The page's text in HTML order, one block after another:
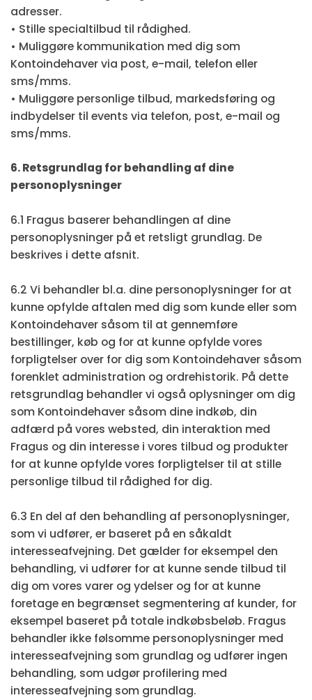
adresser.
• Stille specialtilbud til rådighed.
• Muliggøre kommunikation med dig som
Kontoindehaver via post, e-mail, telefon eller
sms/mms.
• Muliggøre personlige tilbud, markedsføring og
indbydelser til events via telefon, post, e-mail og
sms/mms.
6. Retsgrundlag for behandling af dine
personoplysninger
6.1 Fragus baserer behandlingen af dine
personoplysninger på et retsligt grundlag. De
beskrives i dette afsnit.
6.2 Vi behandler bl.a. dine personoplysninger for at
kunne opfylde aftalen med dig som kunde eller som
Kontoindehaver såsom til at gennemføre
bestillinger, køb og for at kunne opfylde vores
forpligtelser over for dig som Kontoindehaver såsom
forenklet administration og ordrehistorik. På dette
retsgrundlag behandler vi også oplysninger om dig
som Kontoindehaver såsom dine indkøb, din
adfærd på vores websted, din interaktion med
Fragus og din interesse i vores tilbud og produkter
for at kunne opfylde vores forpligtelser til at stille
personlige tilbud til rådighed for dig.
6.3 En del af den behandling af personoplysninger,
som vi udfører, er baseret på en såkaldt
interesseafvejning. Det gælder for eksempel den
behandling, vi udfører for at kunne sende tilbud til
dig om vores varer og ydelser og for at kunne
foretage en begrænset segmentering af kunder, for
eksempel baseret på totale indkøbsbeløb. Fragus
behandler ikke følsomme personoplysninger med
interesseafvejning som grundlag og udfører ingen
behandling, som udgør profilering med
interesseafvejning som grundlag.